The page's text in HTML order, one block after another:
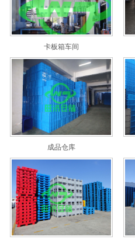
卡板箱车间
成品仓库